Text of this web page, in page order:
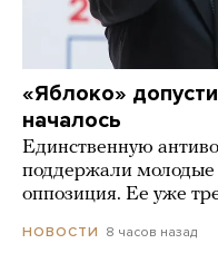
«Яблоко»
началось
Единственную
поддержали молодые
оппозиция. Ее уже
НОВОСТИ 8 часов назад